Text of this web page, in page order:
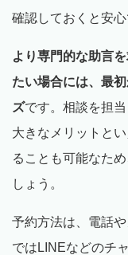
確認しておくと安心
より専門的な助言
たい場合には、最
ズです。相談を担
大きなメリットと
ることも可能なた
しょう。
予約方法は、電話
ではLINEなどのチ